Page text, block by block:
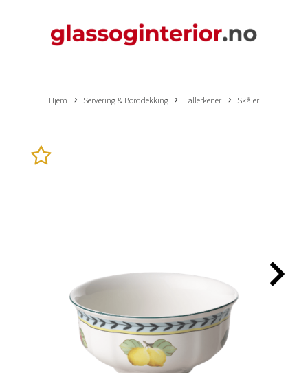
Hjem Servering & Borddekking Tallerkener Skåler